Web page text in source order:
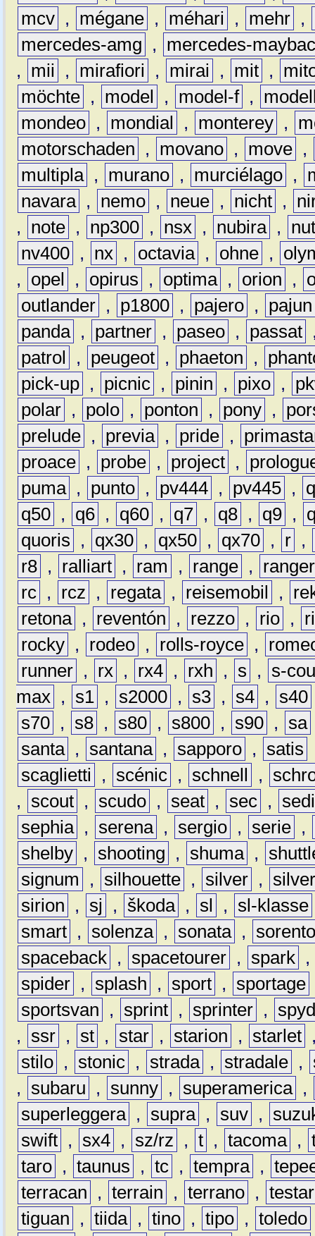
mcv , mégane , méhari , mehr ,
mercedes-amg
,
mercedes-
,
mii , mirafiori , mirai , mit ,
möchte , model , model-f ,
mondeo , mondial , monterey ,
motorschaden
, movano , move ,
multipla , murano , murciélago ,
navara , nemo , neue , nicht ,
,
note , np300 , nsx , nubira ,
nv400 , nx , octavia , ohne ,
,
opel , opirus , optima , orion ,
outlander , p1800 , pajero ,
pajun
panda , partner , paseo , passat
patrol
, peugeot , phaeton ,
pick-up , picnic , pinin , pixo ,
polar , polo , ponton , pony ,
prelude , previa , pride ,
proace , probe , project ,
puma , punto , pv444 , pv445 ,
q50 , q6 , q60 , q7 , q8 , q9 ,
quoris
, qx30 , qx50 , qx70 , r ,
r8 , ralliart , ram , range ,
ranger
rc , rcz , regata , reisemobil ,
retona , reventón , rezzo , rio ,
rocky , rodeo , rolls-royce ,
runner , rx , rx4 , rxh , s ,
s-
max , s1 , s2000 , s3 , s4 , s40
s70 , s8 , s80 , s800 , s90 , sa
santa , santana , sapporo , satis
scaglietti
, scénic , schnell ,
,
scout , scudo , seat , sec ,
sephia , serena , sergio , serie ,
shelby , shooting , shuma ,
signum
, silhouette , silver ,
sirion
, sj , škoda , sl , sl-klasse
smart , solenza , sonata ,
spaceback , spacetourer , spark ,
spider , splash , sport , sportage
sportsvan
, sprint , sprinter ,
,
ssr , st , star , starion , starlet
stilo , stonic , strada , stradale ,
,
subaru , sunny , superamerica ,
superleggera , supra , suv ,
swift , sx4 , sz/rz , t , tacoma ,
taro , taunus , tc , tempra ,
terracan
, terrain , terrano ,
tiguan
, tiida , tino , tipo , toledo